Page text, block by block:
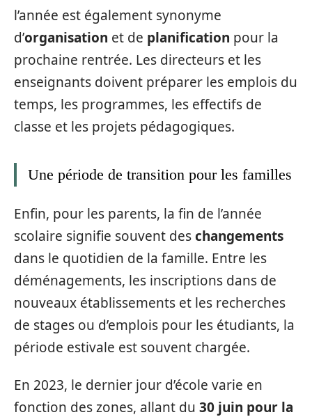
l’année est également synonyme
d’organisation et de planification pour la
prochaine rentrée. Les directeurs et les
enseignants doivent préparer les emplois du
temps, les programmes, les effectifs de
classe et les projets pédagogiques.
Une période de transition pour les familles
Enfin, pour les parents, la fin de l’année
scolaire signifie souvent deschangements
dans le quotidien de la famille. Entre les
déménagements, les inscriptions dans de
nouveaux établissements et les recherches
de stages ou d’emplois pour les étudiants, la
période estivale est souvent chargée.
En 2023, le dernier jour d’école varie en
fonction des zones, allant du 30 juin pour la